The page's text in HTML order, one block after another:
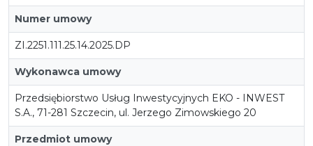
Numer umowy
ZI.2251.111.25.14.2025.DP
Wykonawca umowy
Przedsiębiorstwo Usług Inwestycyjnych EKO - INWEST
S.A., 71-281 Szczecin, ul. Jerzego Zimowskiego 20
Przedmiot umowy